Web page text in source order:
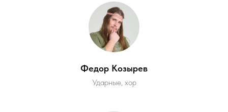
Федор Козырев
Ударные, хор